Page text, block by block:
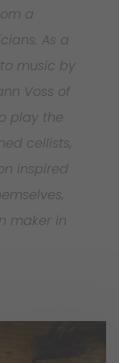
a
As a
music by
Voss of
play the
cellists,
inspired
maker in